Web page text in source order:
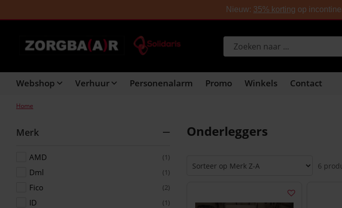
Veilig online betalen Gratis levering
Webshop Verhuur Personenalarm Promo Winkels Contact
Home
Merk
(1)
AMD
(1)
Dml
(2)
Fico
(1)
ID
Onderleggers
6
Nieuw: 35% korting op